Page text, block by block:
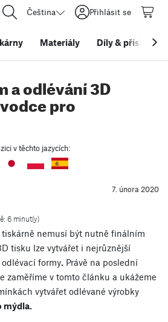
Čeština Přihlásit se
Materiály Díly&
a odlévání 3D
pro
v těchto jazycích:
7. února 2020
6 minut(y)
nemusí být nutně finálním
tisku lze vytvářet i nejrůznější
formy. Právě na poslední
zaměříme v tomto článku a ukážeme
vytvářet odlévané výrobky
mýdla.